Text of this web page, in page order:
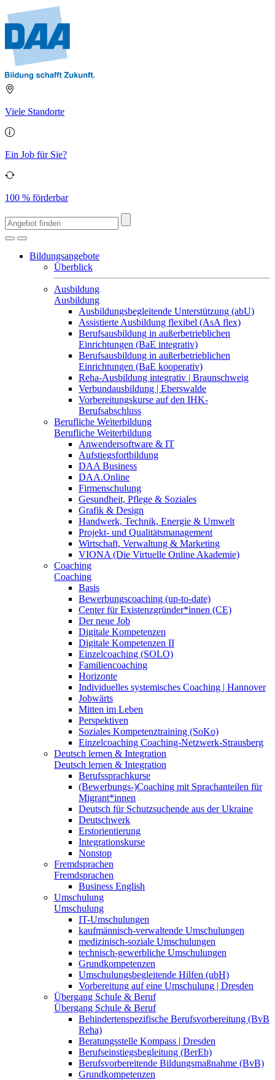
Viele Standorte
Ein Job für Sie?
100 % förderbar
Bildungsangebote
Überblick
Ausbildung
Ausbildung
Ausbildungsbegleitende Unterstützung (abU)
Assistierte Ausbildung flexibel (AsA flex)
Berufsausbildung in außerbetrieblichen
Einrichtungen (BaE integrativ)
Berufsausbildung in außerbetrieblichen
Einrichtungen (BaE kooperativ)
Reha-Ausbildung integrativ | Braunschweig
Verbundausbildung | Eberswalde
Vorbereitungskurse auf den IHK-
Berufsabschluss
Berufliche Weiterbildung
Berufliche Weiterbildung
Anwendersoftware & IT
Aufstiegsfortbildung
DAA Business
DAA.Online
Firmenschulung
Gesundheit, Pflege & Soziales
Grafik & Design
Handwerk, Technik, Energie & Umwelt
Projekt- und Qualitätsmanagement
Wirtschaft, Verwaltung & Marketing
VIONA (Die Virtuelle Online Akademie)
Coaching
Coaching
Basis
Bewerbungscoaching (up-to-date)
Center für Existenzgründer*innen (CE)
Der neue Job
Digitale Kompetenzen
Digitale Kompetenzen II
Einzelcoaching (SOLO)
Familiencoaching
Horizonte
Individuelles systemisches Coaching | Hannover
Jobwärts
Mitten im Leben
Perspektiven
Soziales Kompetenztraining (SoKo)
Einzelcoaching Coaching-Netzwerk-Strausberg
Deutsch lernen & Integration
Deutsch lernen & Integration
Berufssprachkurse
(Bewerbungs-)Coaching mit Sprachanteilen für
Migrant*innen
Deutsch für Schutzsuchende aus der Ukraine
Deutschwerk
Erstorientierung
Integrationskurse
Nonstop
Fremdsprachen
Fremdsprachen
Business English
Umschulung
Umschulung
IT-Umschulungen
kaufmännisch-verwaltende Umschulungen
medizinisch-soziale Umschulungen
technisch-gewerbliche Umschulungen
Grundkompetenzen
Umschulungsbegleitende Hilfen (ubH)
Vorbereitung auf eine Umschulung | Dresden
Übergang Schule & Beruf
Übergang Schule & Beruf
Behindertenspezifische Berufsvorbereitung (BvB
Reha)
Beratungsstelle Kompass | Dresden
Berufseinstiegsbegleitung (BerEb)
Berufsvorbereitende Bildungsmaßnahme (BvB)
Grundkompetenzen